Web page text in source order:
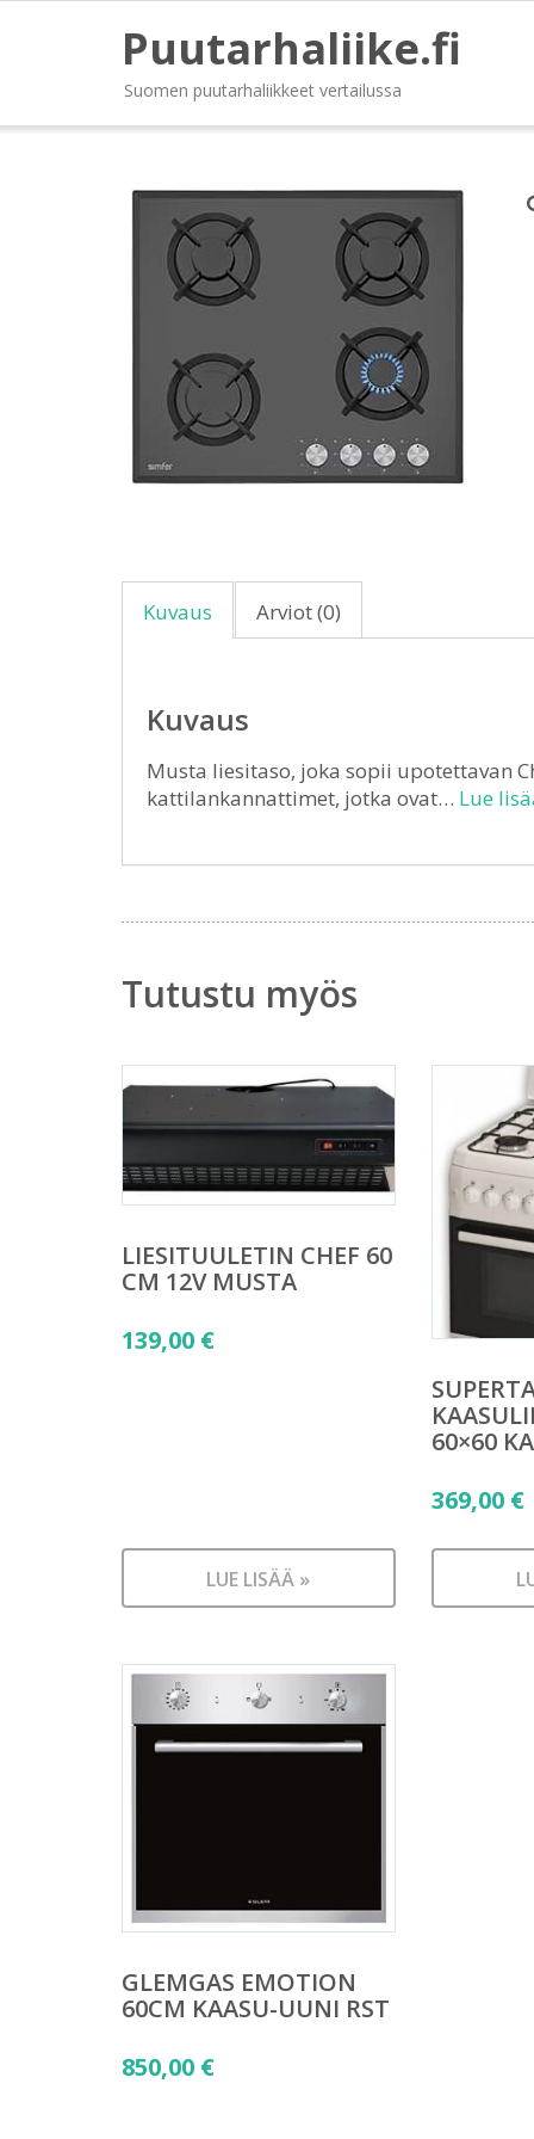
Puutarhaliike.fi
Suomen puutarhaliikkeet vertailussa
Kuvaus Arviot (0)
Kuvaus
Musta liesitaso, joka sopii upotettavan
kattilankannattimet, jotka ovat… Lue
Tutustu myös
LIESITUULETIN CHEF 60
CM 12V MUSTA
139,00 €
LUE LISÄÄ »
60×60
369,00 €
GLEMGAS EMOTION
60CM KAASU-UUNI RST
850,00 €